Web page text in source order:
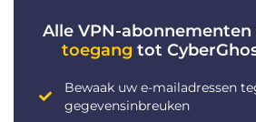
Alle VPN-abonnementen
toegang tot
Bewaak uw e-mailadressen
gegevensinbreuken